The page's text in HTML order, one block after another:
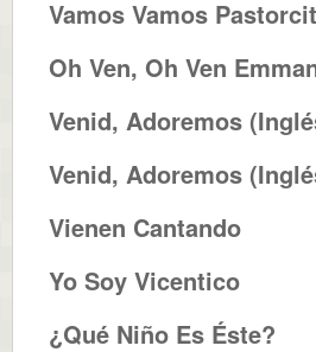
Vamos Vamos
Oh Ven, Oh Ven
Venid, Adoremos
Venid, Adoremos
Vienen Cantando
Yo Soy Vicentico
¿Qué Niño Es Éste?